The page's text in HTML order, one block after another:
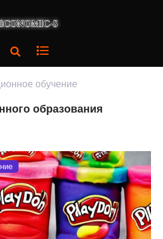
обучение
образования